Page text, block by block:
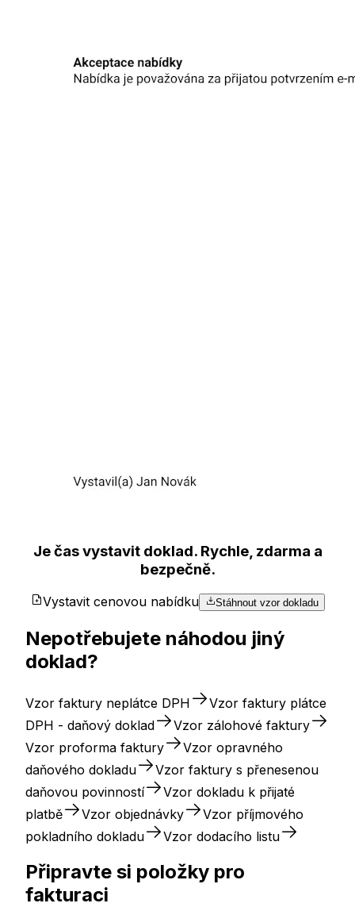
Je čas vystavit doklad. Rychle, zdarma a
bezpečně.
Vystavit cenovou nabídku Stáhnout vzor dokladu
Nepotřebujete náhodou jiný
doklad?
Vzor faktury neplátce DPH
Vzor faktury plátce
DPH - daňový doklad
Vzor zálohové faktury
Vzor proforma faktury
Vzor opravného
daňového dokladu
Vzor faktury s přenesenou
daňovou povinností
Vzor dokladu k přijaté
platbě
Vzor objednávky
Vzor příjmového
pokladního dokladu
Vzor dodacího listu
Připravte si položky pro
fakturaci